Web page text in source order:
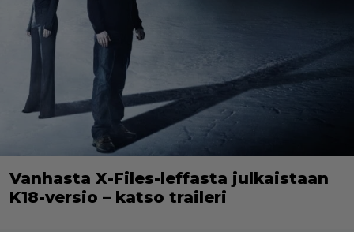
Vanhasta X-Files-leffasta julkaistaan
K18-versio – katso traileri